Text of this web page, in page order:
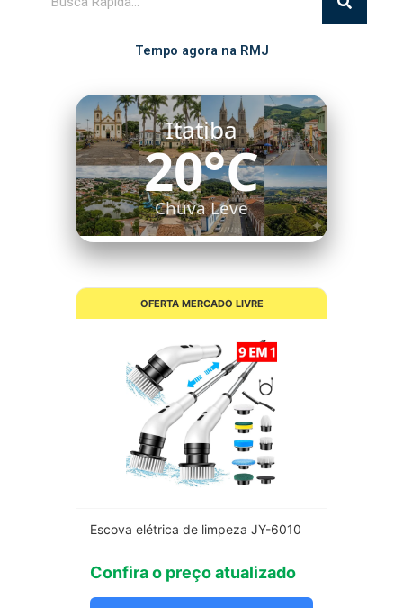
Tempo agora na RMJ
Itatiba
20°C
Chuva Leve
OFERTA MERCADO LIVRE
Escova elétrica de limpeza JY-6010
Confira o preço atualizado